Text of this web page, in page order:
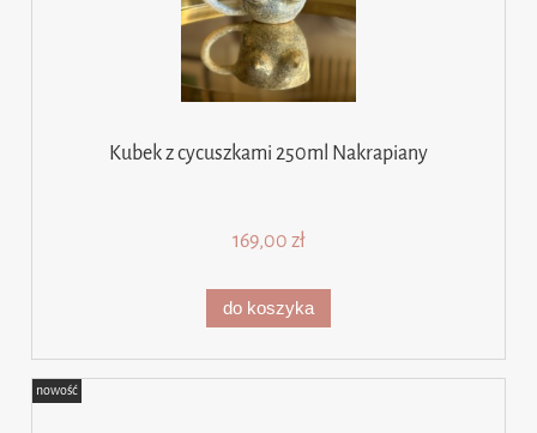
Kubek z cycuszkami 250ml Nakrapiany
169,00 zł
do koszyka
nowość